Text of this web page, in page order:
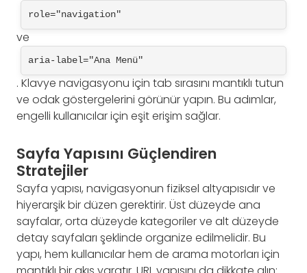
role="navigation"
ve
aria-label="Ana Menü"
. Klavye navigasyonu için tab sırasını mantıklı tutun
ve odak göstergelerini görünür yapın. Bu adımlar,
engelli kullanıcılar için eşit erişim sağlar.
Sayfa Yapısını Güçlendiren
Stratejiler
Sayfa yapısı, navigasyonun fiziksel altyapısıdır ve
hiyerarşik bir düzen gerektirir. Üst düzeyde ana
sayfalar, orta düzeyde kategoriler ve alt düzeyde
detay sayfaları şeklinde organize edilmelidir. Bu
yapı, hem kullanıcılar hem de arama motorları için